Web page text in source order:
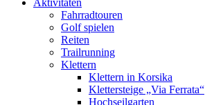
Aktivitäten
Fahrradtouren
Golf spielen
Reiten
Trailrunning
Klettern
Klettern in Korsika
Klettersteige „Via Ferrata“
Hochseilgarten